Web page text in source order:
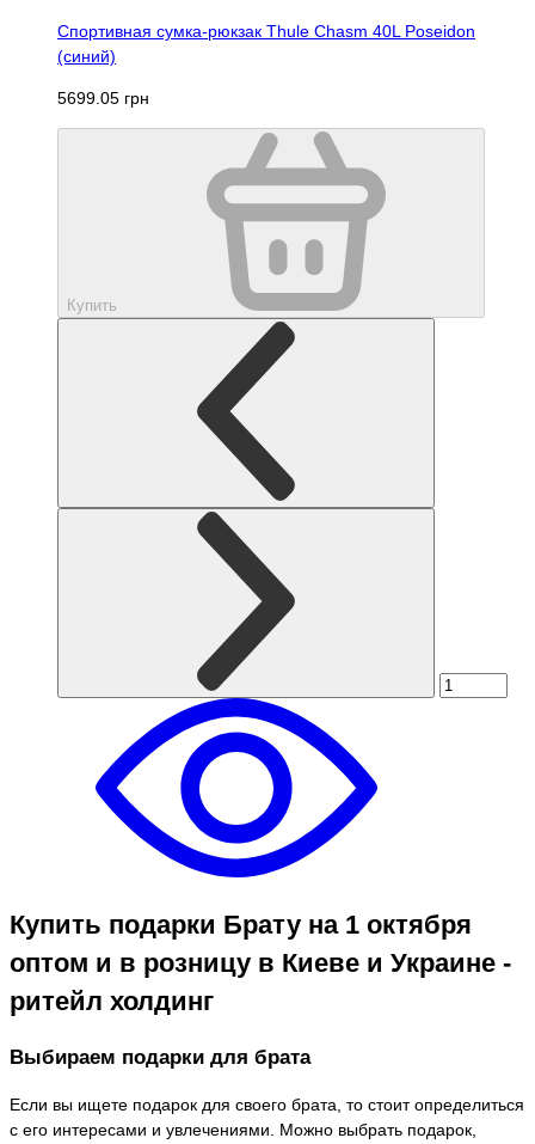
Спортивная сумка-рюкзак Thule Chasm 40L Poseidon
(синий)
5699.05 грн
Купить
Купить подарки Брату на 1 октября
оптом и в розницу в Киеве и Украине -
ритейл холдинг
Выбираем подарки для брата
Если вы ищете подарок для своего брата, то стоит определиться
с его интересами и увлечениями. Можно выбрать подарок,